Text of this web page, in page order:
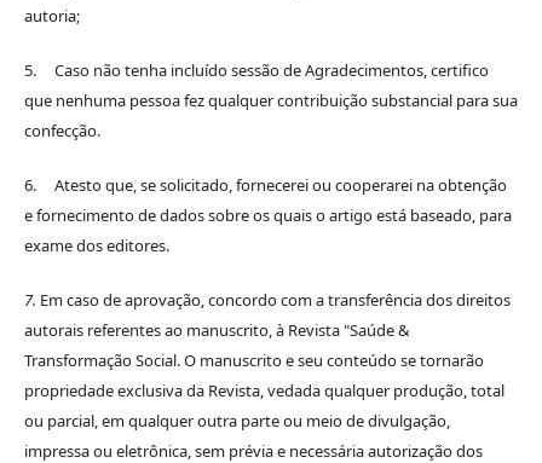
autoria;
5. Caso não tenha incluído sessão de Agradecimentos, certifico
que nenhuma pessoa fez qualquer contribuição substancial para sua
confecção.
6. Atesto que, se solicitado, fornecerei ou cooperarei na obtenção
e fornecimento de dados sobre os quais o artigo está baseado, para
exame dos editores.
7. Em caso de aprovação, concordo com a transferência dos direitos
autorais referentes ao manuscrito, à Revista "Saúde &
Transformação Social. O manuscrito e seu conteúdo se tornarão
propriedade exclusiva da Revista, vedada qualquer produção, total
ou parcial, em qualquer outra parte ou meio de divulgação,
impressa ou eletrônica, sem prévia e necessária autorização dos